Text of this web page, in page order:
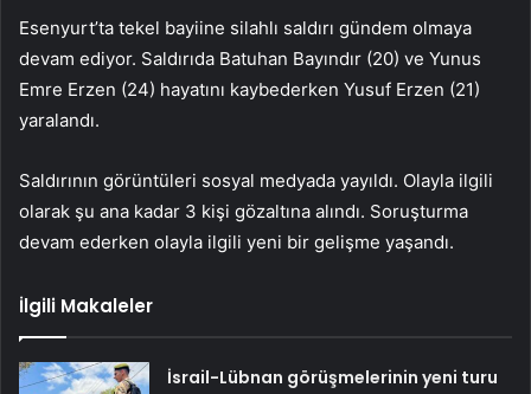
Esenyurt’ta tekel bayiine silahlı saldırı gündem olmaya
devam ediyor. Saldırıda Batuhan Bayındır (20) ve Yunus
Emre Erzen (24) hayatını kaybederken Yusuf Erzen (21)
yaralandı.
Saldırının görüntüleri sosyal medyada yayıldı. Olayla ilgili
olarak şu ana kadar 3 kişi gözaltına alındı. Soruşturma
devam ederken olayla ilgili yeni bir gelişme yaşandı.
İlgili Makaleler
İsrail-Lübnan görüşmelerinin yeni turu